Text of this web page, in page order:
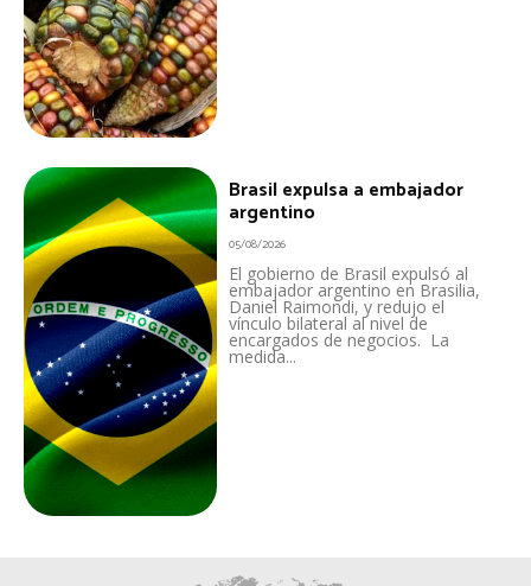
Brasil expulsa a embajador
argentino
05/08/2026
El gobierno de Brasil expulsó al
embajador argentino en Brasilia,
Daniel Raimondi, y redujo el
vínculo bilateral al nivel de
encargados de negocios. La
medida...